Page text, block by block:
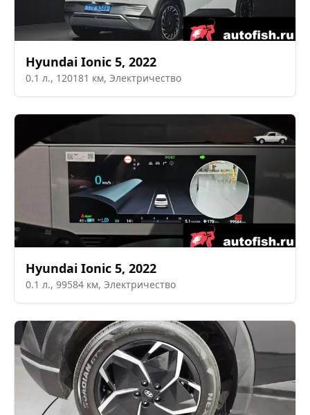
Hyundai Ionic 5, 2022
0.1 л., 120181 км, Электричество
Hyundai Ionic 5, 2022
0.1 л., 99584 км, Электричество